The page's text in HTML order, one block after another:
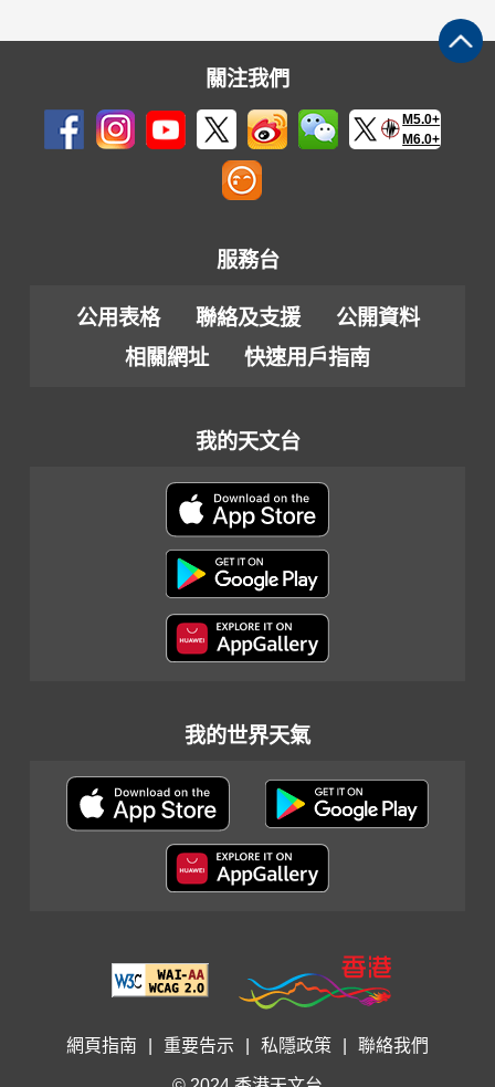
關注我們
M5.0+
M6.0+
服務台
公用表格 聯絡及支援
公開資料
相關網址
快速用戶指南
我的天文台
我的世界天氣
網頁指南 重要告示 私隱政策 聯絡我們